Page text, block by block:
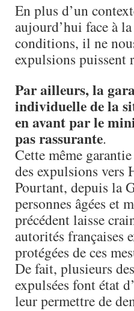
En plus d’un
aujourd’hui face à
conditions, il ne
expulsions puissent
Par ailleurs, la
individuelle de la
en avant par le
pas rassurante.
Cette même
des expulsions vers
Pourtant, depuis la
personnes âgées et
précédent laisse
autorités françaises
protégées de ces
De fait, plusieurs
expulsées font état
leur permettre de